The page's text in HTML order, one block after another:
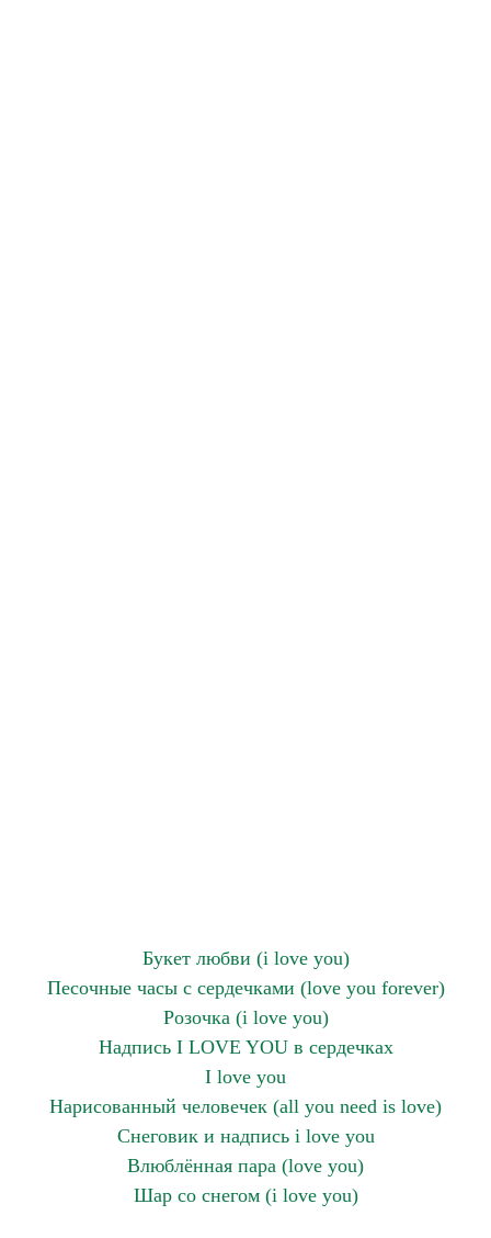
Букет любви (i love you)
Песочные часы с сердечками (love you forever)
Розочка (i love you)
Надпись I LOVE YOU в сердечках
I love you
Нарисованный человечек (all you need is love)
Снеговик и надпись i love you
Влюблённая пара (love you)
Шар со снегом (i love you)